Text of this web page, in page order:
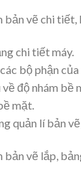
bản vẽ chi tiết,
chi tiết máy.
bộ phận
độ nhám bề
mặt.
quản lí bản
bản vẽ lắp,